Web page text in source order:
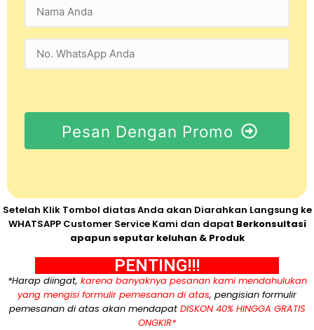
Pesan Dengan Promo
Setelah Klik Tombol diatas Anda akan Diarahkan Langsung ke
WHATSAPP Customer Service Kami dan dapat Berkonsultasi
apapun seputar keluhan & Produk
PENTING!!!
*Harap diingat, karena banyaknya pesanan kami mendahulukan
yang mengisi formulir pemesanan di atas, pengisian formulir
pemesanan di atas akan mendapat DISKON 40% HINGGA GRATIS
ONGKIR*